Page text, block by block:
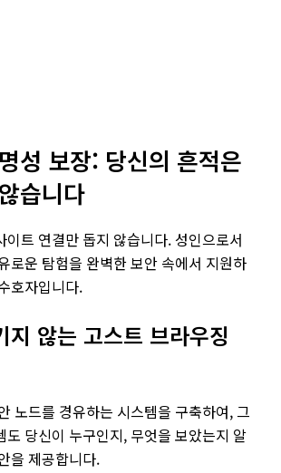
성 보장: 당신의 흔적은
습니다
이트 연결만 돕지 않습니다. 성인으로서
로운 탐험을 완벽한 보안 속에서 지원하
호자입니다.
지 않는 고스트 브라우징
노드를 경유하는 시스템을 구축하여, 그
도 당신이 누구인지, 무엇을 보았는지 알
을 제공합니다.